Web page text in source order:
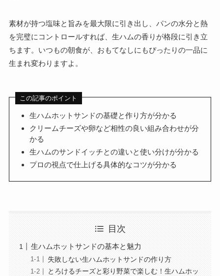
素材が持つ塩味と旨みを最大限に引き出し、パンの水分と熱
を完璧にコントロールすれば、生ハムの香りが格段に引き立
ちます。いつもの朝食が、おもてなしにもぴったりの一品に
生まれ変わりますよ。
この記事のポイント
生ハムホットサンドの基礎と作り方が分かる
クリームチーズや卵など相性の良い組み合わせが分
かる
生ハムのサンドイッチとの違いと使い分けが分かる
プロの視点で仕上げる具体的なコツが分かる
目次
生ハムホットサンドの基本と魅力
失敗しない生ハムホットサンドの作り方
とろけるチーズと彩り野菜で楽しむ！生ハムホッ